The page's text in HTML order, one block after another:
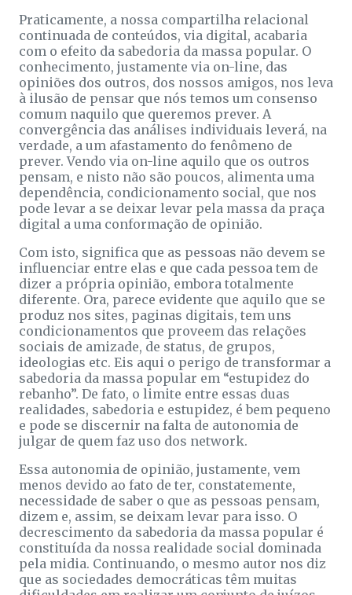
Praticamente, a nossa compartilha relacional
continuada de conteúdos, via digital, acabaria
com o efeito da sabedoria da massa popular. O
conhecimento, justamente via on-line, das
opiniões dos outros, dos nossos amigos, nos leva
à ilusão de pensar que nós temos um consenso
comum naquilo que queremos prever. A
convergência das análises individuais leverá, na
verdade, a um afastamento do fenômeno de
prever. Vendo via on-line aquilo que os outros
pensam, e nisto não são poucos, alimenta uma
dependência, condicionamento social, que nos
pode levar a se deixar levar pela massa da praça
digital a uma conformação de opinião.
Com isto, significa que as pessoas não devem se
influenciar entre elas e que cada pessoa tem de
dizer a própria opinião, embora totalmente
diferente. Ora, parece evidente que aquilo que se
produz nos sites, paginas digitais, tem uns
condicionamentos que proveem das relações
sociais de amizade, de status, de grupos,
ideologias etc. Eis aqui o perigo de transformar a
sabedoria da massa popular em “estupidez do
rebanho”. De fato, o limite entre essas duas
realidades, sabedoria e estupidez, é bem pequeno
e pode se discernir na falta de autonomia de
julgar de quem faz uso dos network.
Essa autonomia de opinião, justamente, vem
menos devido ao fato de ter, constatemente,
necessidade de saber o que as pessoas pensam,
dizem e, assim, se deixam levar para isso. O
decrescimento da sabedoria da massa popular é
constituída da nossa realidade social dominada
pela midia. Continuando, o mesmo autor nos diz
que as sociedades democráticas têm muitas